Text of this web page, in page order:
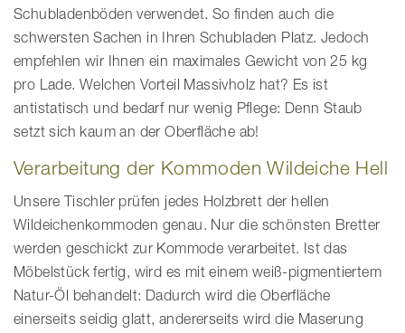
Schubladenböden verwendet. So finden auch die
schwersten Sachen in Ihren Schubladen Platz. Jedoch
empfehlen wir Ihnen ein maximales Gewicht von 25 kg
pro Lade. Welchen Vorteil Massivholz hat? Es ist
antistatisch und bedarf nur wenig Pflege: Denn Staub
setzt sich kaum an der Oberfläche ab!
Verarbeitung der Kommoden Wildeiche Hell
Unsere Tischler prüfen jedes Holzbrett der hellen
Wildeichenkommoden genau. Nur die schönsten Bretter
werden geschickt zur Kommode verarbeitet. Ist das
Möbelstück fertig, wird es mit einem weiß-pigmentiertem
Natur-Öl behandelt: Dadurch wird die Oberfläche
einerseits seidig glatt, andererseits wird die Maserung